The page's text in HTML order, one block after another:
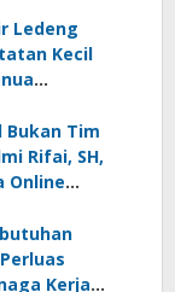
Ledeng
Kecil
: Helmi
Bukan Tim
Rifai, SH,
Online
Kerja